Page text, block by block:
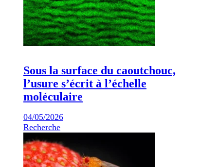
Sous la surface du caoutchouc,
l’usure s’écrit à l’échelle
moléculaire
04/05/2026
Recherche